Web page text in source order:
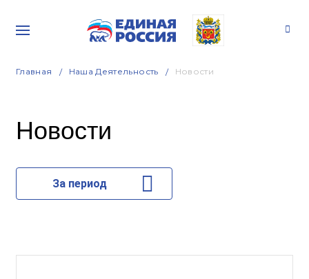
Главная Наша Деятельность Новости
Новости
За период